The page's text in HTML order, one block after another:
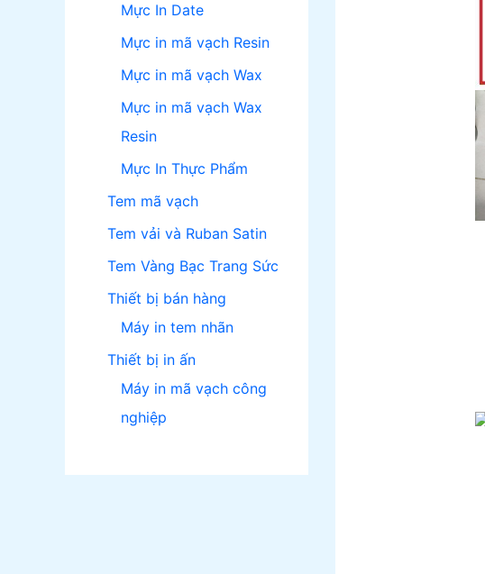
Mực In Date
Mực in mã vạch Resin
Mực in mã vạch Wax
Mực in mã vạch Wax
Resin
Mực In Thực Phẩm
Tem mã vạch
Tem vải và Ruban Satin
Tem Vàng Bạc Trang Sức
Thiết bị bán hàng
Máy in tem nhãn
Thiết bị in ấn
Máy in mã vạch công
nghiệp